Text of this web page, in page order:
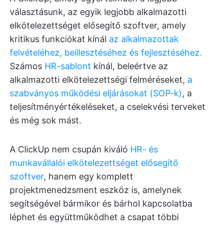
választásunk, az egyik legjobb alkalmazotti
elkötelezettséget elősegítő szoftver, amely
kritikus funkciókat kínál az alkalmazottak
felvételéhez, beillesztéséhez és fejlesztéséhez.
Számos HR-sablont kínál, beleértve az
alkalmazotti elkötelezettségi felméréseket, a
szabványos működési eljárásokat (SOP-k), a
teljesítményértékeléseket, a cselekvési terveket
és még sok mást.
A ClickUp nem csupán kiváló HR- és
munkavállalói elkötelezettséget elősegítő
szoftver, hanem egy komplett
projektmenedzsment eszköz is, amelynek
segítségével bármikor és bárhol kapcsolatba
léphet és együttműködhet a csapat többi